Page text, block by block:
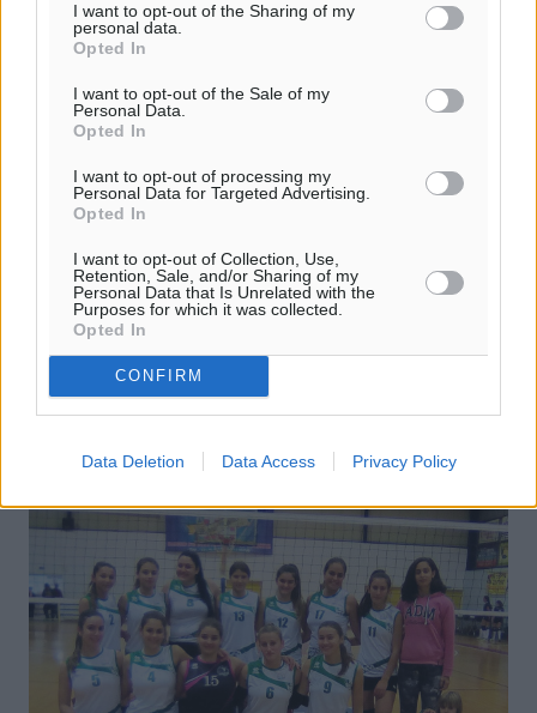
I want to opt-out of the Sharing of my
personal data.
Opted In
I want to opt-out of the Sale of my
Personal Data.
Opted In
I want to opt-out of processing my
Personal Data for Targeted Advertising.
Opted In
I want to opt-out of Collection, Use,
Retention, Sale, and/or Sharing of my
Personal Data that Is Unrelated with the
Purposes for which it was collected.
Opted In
CONFIRM
Data Deletion Data Access Privacy Policy
Επαναπατρισμός 26 αρχαίων
αντικειμένων από την Αυστρία
Τελετή επαναπατρισμού είκοσι έξι αρχαίων αντικειμένων
που είχαν απομακρυνθεί παρανόμως από την Ελλάδα
κατά τη διάρκεια της γερμανικής Κατοχής, πρόκειται να
πραγματοποιηθεί τη ...